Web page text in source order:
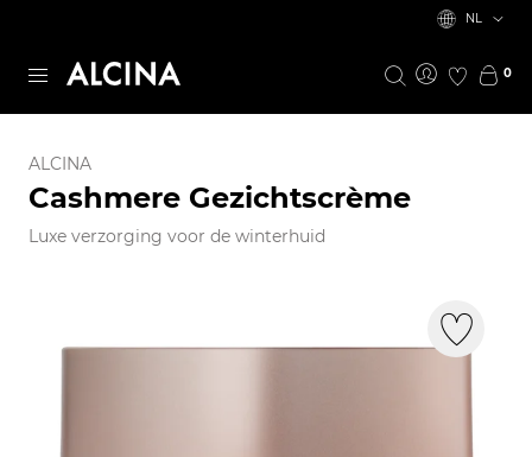
NL
0
ALCINA
Cashmere Gezichtscrème
Luxe verzorging voor de winterhuid